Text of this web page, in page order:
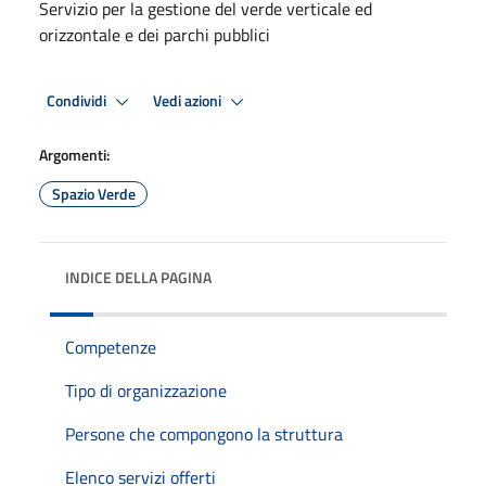
Servizio per la gestione del verde verticale ed
orizzontale e dei parchi pubblici
Condividi Vedi azioni
Argomenti:
Spazio Verde
INDICE DELLA PAGINA
Competenze
Tipo di organizzazione
Persone che compongono la struttura
Elenco servizi offerti